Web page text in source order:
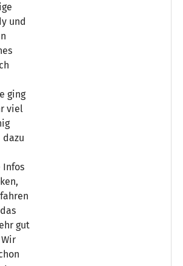
und
ging
viel
dazu
Infos
gut